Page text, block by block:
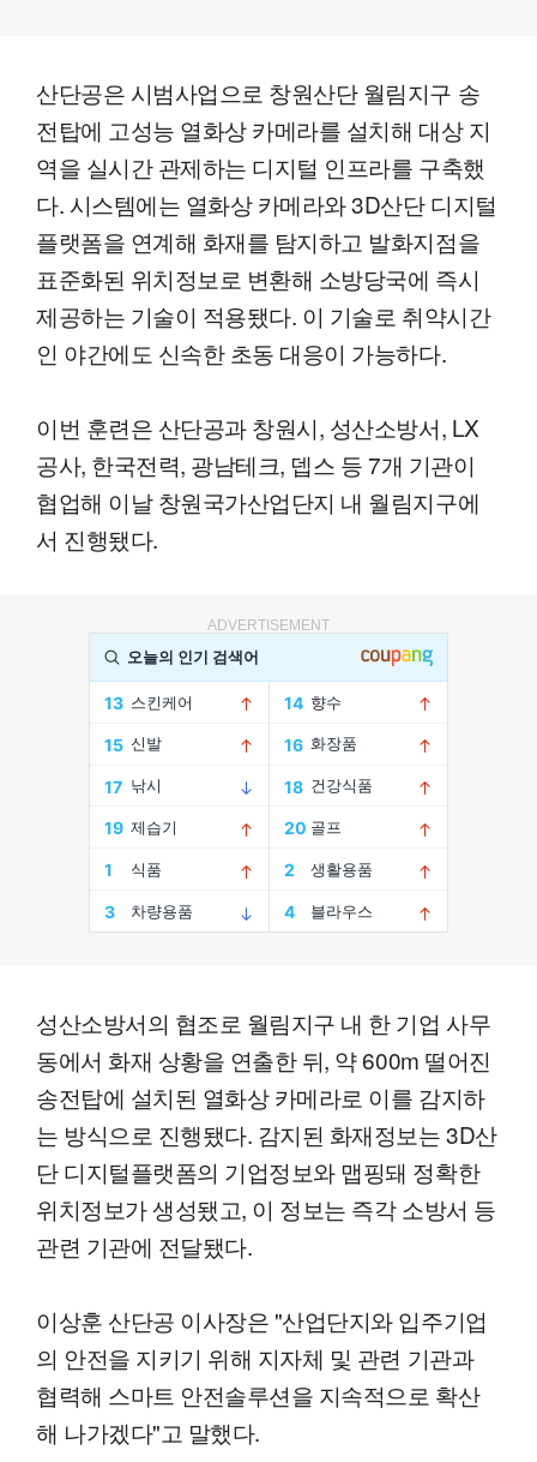
산단공은 시범사업으로 창원산단 월림지구 송
전탑에 고성능 열화상 카메라를 설치해 대상 지
역을 실시간 관제하는 디지털 인프라를 구축했
다. 시스템에는 열화상 카메라와 3D산단 디지털
플랫폼을 연계해 화재를 탐지하고 발화지점을
표준화된 위치정보로 변환해 소방당국에 즉시
제공하는 기술이 적용됐다. 이 기술로 취약시간
인 야간에도 신속한 초동 대응이 가능하다.
이번 훈련은 산단공과 창원시, 성산소방서, LX
공사, 한국전력, 광남테크, 뎁스 등 7개 기관이
협업해 이날 창원국가산업단지 내 월림지구에
서 진행됐다.
ADVERTISEMENT
성산소방서의 협조로 월림지구 내 한 기업 사무
동에서 화재 상황을 연출한 뒤, 약 600m 떨어진
송전탑에 설치된 열화상 카메라로 이를 감지하
는 방식으로 진행됐다. 감지된 화재정보는 3D산
단 디지털플랫폼의 기업정보와 맵핑돼 정확한
위치정보가 생성됐고, 이 정보는 즉각 소방서 등
관련 기관에 전달됐다.
이상훈 산단공 이사장은 "산업단지와 입주기업
의 안전을 지키기 위해 지자체 및 관련 기관과
협력해 스마트 안전솔루션을 지속적으로 확산
해 나가겠다"고 말했다.